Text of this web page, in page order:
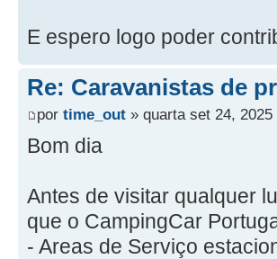
E espero logo poder
Re: Caravanistas de
por time_out » quarta set 24, 2025
Bom dia
Antes de visitar qualquer
que o CampingCar
- Areas de Serviço